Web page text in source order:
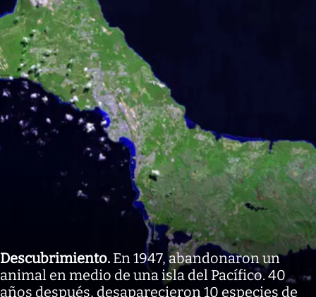
Descubrimiento. En 1947, abandonaron un
animal en medio de una isla del Pacífico. 40
años después, desaparecieron 10 especies de